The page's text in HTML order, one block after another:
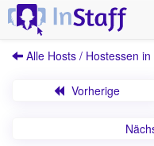
Alle Hosts / Hostessen
Vorherige